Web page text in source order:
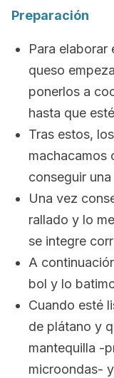
Preparación
Para
queso
ponerlos a
hasta que
Tras estos,
machacamos
conseguir
Una vez
rallado y lo
se integre
A
bol y lo
Cuando esté
de plátano y
mantequilla -
microondas-